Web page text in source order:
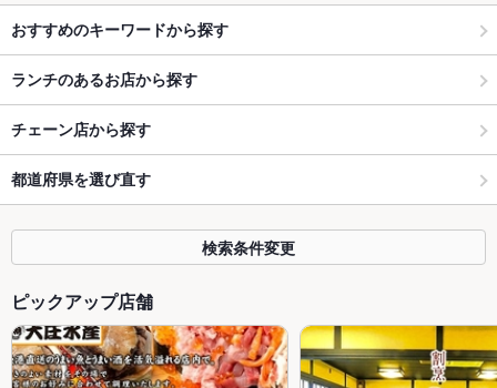
おすすめのキーワードから探す
ランチのあるお店から探す
チェーン店から探す
都道府県を選び直す
検索条件変更
ピックアップ店舗